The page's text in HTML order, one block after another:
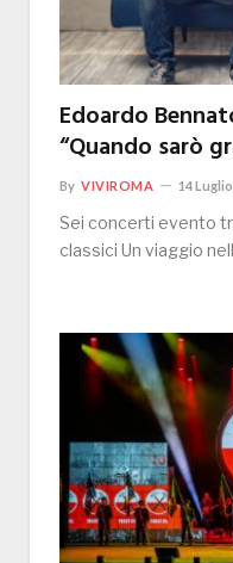
Edoardo
“Quando sarò
By VIVIROMA 14
Sei concerti evento
classici Un viaggio